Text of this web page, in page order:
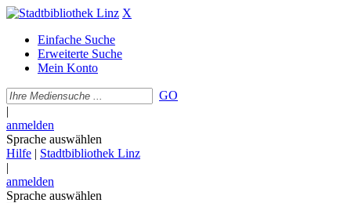
X
Einfache Suche
Erweiterte Suche
Mein Konto
GO
|
anmelden
Sprache auswählen
Hilfe | Stadtbibliothek Linz
|
anmelden
Sprache auswählen